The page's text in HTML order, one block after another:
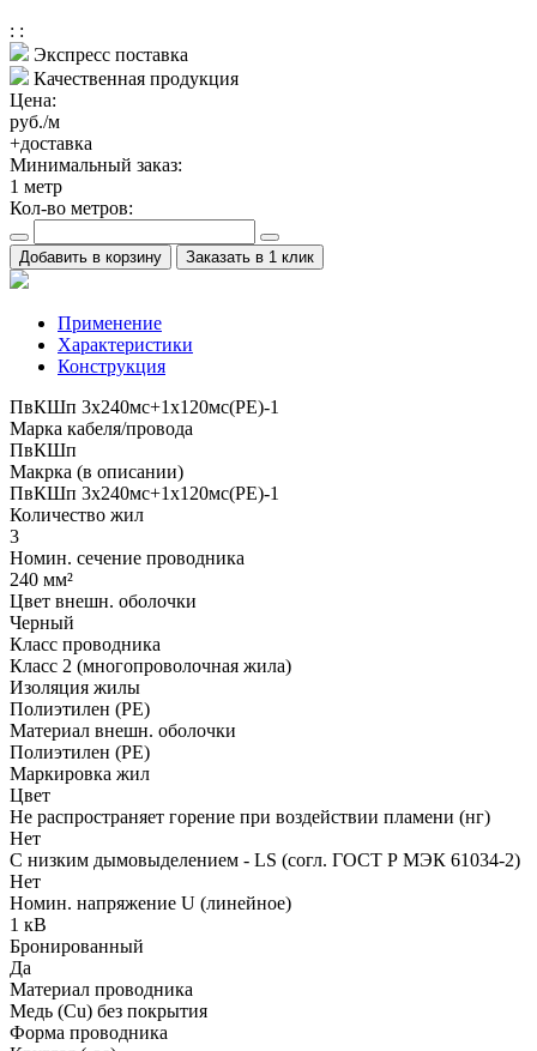
: :
Экспресс поставка
Качественная продукция
Цена:
руб./м
+доставка
Минимальный заказ:
1 метр
Кол-во метров:
Добавить в корзину Заказать в 1 клик
Применение
Характеристики
Конструкция
ПвКШп 3x240мс+1x120мс(PE)-1
Марка кабеля/провода
ПвКШп
Макрка (в описании)
ПвКШп 3x240мс+1x120мс(PE)-1
Количество жил
3
Номин. сечение проводника
240 мм²
Цвет внешн. оболочки
Черный
Класс проводника
Класс 2 (многопроволочная жила)
Изоляция жилы
Полиэтилен (PE)
Материал внешн. оболочки
Полиэтилен (PE)
Маркировка жил
Цвет
Не распространяет горение при воздействии пламени (нг)
Нет
С низким дымовыделением - LS (согл. ГОСТ Р МЭК 61034-2)
Нет
Номин. напряжение U (линейное)
1 кВ
Бронированный
Да
Материал проводника
Медь (Cu) без покрытия
Форма проводника